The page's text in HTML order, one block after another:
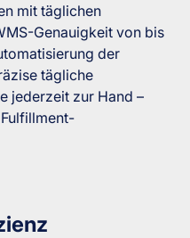
mit täglichen
Genauigkeit von bis
der
tägliche
jederzeit zur Hand –